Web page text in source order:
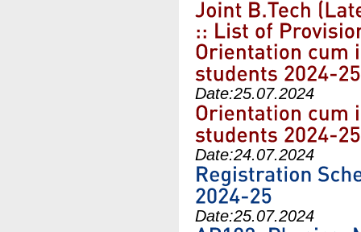
Date:25.07.2024
Date:24.07.2024
Date:25.07.2024